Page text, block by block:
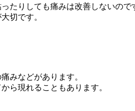
たりしても痛みは改善しないので
切です。
みなどがあります。
ら現れることもあります。